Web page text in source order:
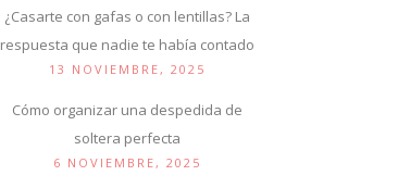
¿Casarte con gafas o con lentillas? La
respuesta que nadie te había contado
13 NOVIEMBRE, 2025
Cómo organizar una despedida de
soltera perfecta
6 NOVIEMBRE, 2025